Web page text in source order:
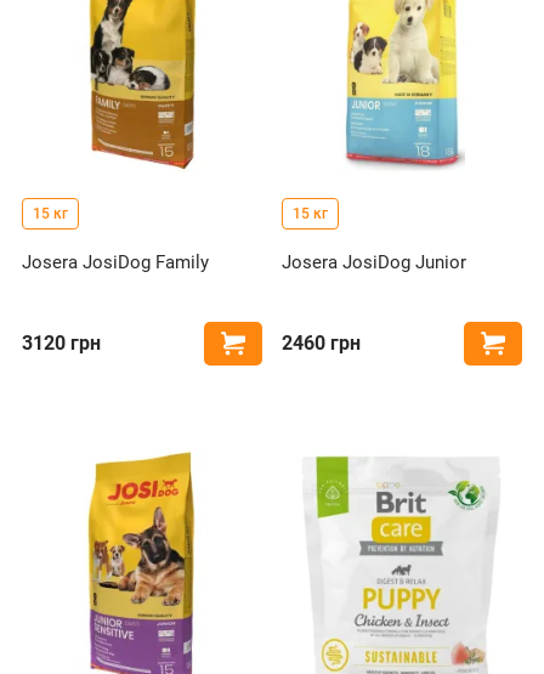
15 кг
Josera JosiDog Family
3120 грн Купить
15 кг
Josera JosiDog Junior
2460 грн